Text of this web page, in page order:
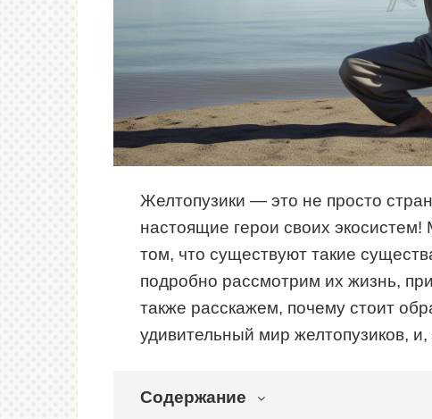
Желтопузики — это не просто
настоящие герои своих
том, что существуют такие
подробно рассмотрим их жизнь,
также расскажем, почему стоит
удивительный мир желтопузиков,
Содержание